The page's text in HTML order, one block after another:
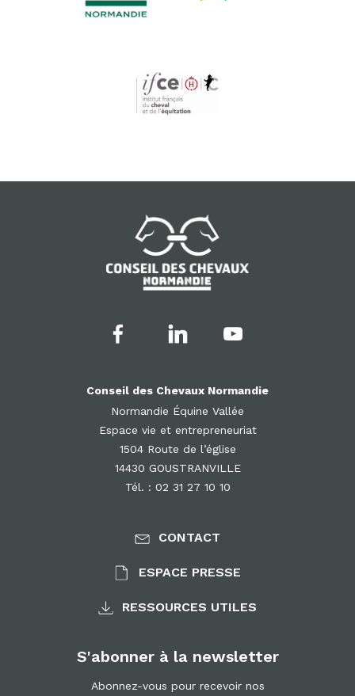
Conseil des Chevaux Normandie
Normandie Équine Vallée
Espace vie et entrepreneuriat
1504 Route de l’église
14430 GOUSTRANVILLE
Tél. : 02 31 27 10 10
CONTACT
ESPACE PRESSE
RESSOURCES UTILES
S'abonner à la newsletter
Abonnez-vous pour recevoir nos